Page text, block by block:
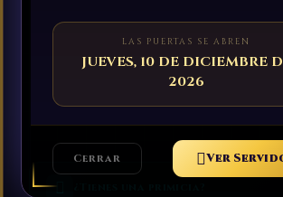
LAS PUERTAS SE ABREN
JUEVES, 10 DE DICIEMBRE
2026
Cerrar Ver